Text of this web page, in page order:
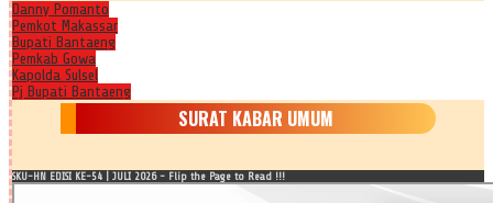
Danny Pomanto
Pemkot Makassar
Bupati Bantaeng
Pemkab Gowa
Kapolda Sulsel
Pj Bupati Bantaeng
SURAT KABAR UMUM
SKU-HN EDISI KE-54 | JULI 2026 - Flip the Page to Read !!!